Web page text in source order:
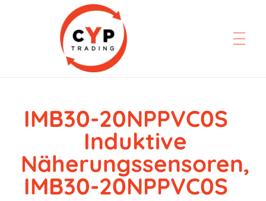
CYP Trading
Professionelle Ersatzteilbeschaffung
IMB30-20NPPVC0S
Induktive
Näherungssensoren,
IMB30-20NPPVC0S